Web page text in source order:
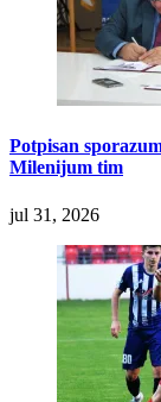
Potpisan
Milenijum tim
jul 31, 2026